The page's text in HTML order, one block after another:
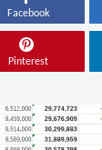
Facebook
Pinterest